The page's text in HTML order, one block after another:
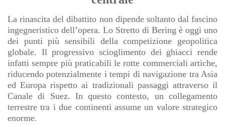
La rinascita del dibattito non dipende soltanto dal fascino
ingegneristico dell’opera. Lo Stretto di Bering è oggi uno
dei punti più sensibili della competizione geopolitica
globale. Il progressivo scioglimento dei ghiacci rende
infatti sempre più praticabili le rotte commerciali artiche,
riducendo potenzialmente i tempi di navigazione tra Asia
ed Europa rispetto ai tradizionali passaggi attraverso il
Canale di Suez. In questo contesto, un collegamento
terrestre tra i due continenti assume un valore strategico
enorme.